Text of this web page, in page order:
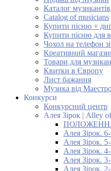
Каталог музикантів
Catalog of musicians
Купити пісню +
Купити пісню для
Чохол на телефон
Креативний
Товари для
Квитки в Європу
Лист бажання
Музика від
Конкурси
Конкурсний центр
Алея Зірок | Alley
ПОЛОЖЕННЯ
Алея Зірок.
Алея Зірок.
Алея Зірок.
Алея Зірок.
Алея Зірок.